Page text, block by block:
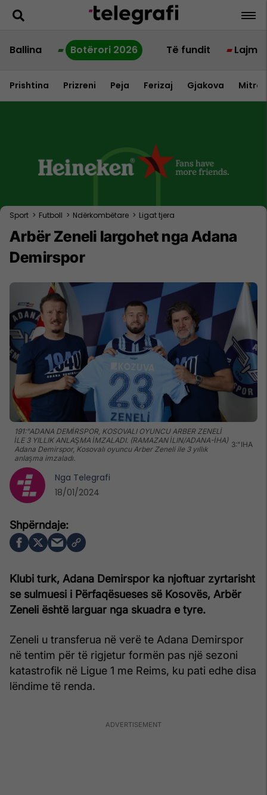
Ballina Botërori 2026 Të fundit Lajme
Prishtina Prizreni Peja Ferizaj Gjakova
Sport > Futboll > Ndërkombëtare > Ligat tjera
Arbër Zeneli largohet nga Adana
Demirspor
191:"ADANA DEMİRSPOR, KOSOVALI OYUNCU ARBER ZENELİ
İLE 3 YILLIK ANLAŞMA İMZALADI. (RAMAZAN İLIN/ADANA-İHA)
Adana Demirspor, Kosovalı oyuncu Arber Zeneli ile 3 yıllık
anlaşma imzaladı.
3:"IHA
Klubi turk, Adana Demirspor ka njoftuar zyrtarisht
se sulmuesi i Përfaqësueses së Kosovës, Arbër
Zeneli është larguar nga skuadra e tyre.
Zeneli u transferua në verë te Adana Demirspor
në tentim për të rigjetur formën pas një sezoni
katastrofik në Ligue 1 me Reims, ku pati edhe disa
lëndime të renda.
Nga Telegrafi
18/01/2024